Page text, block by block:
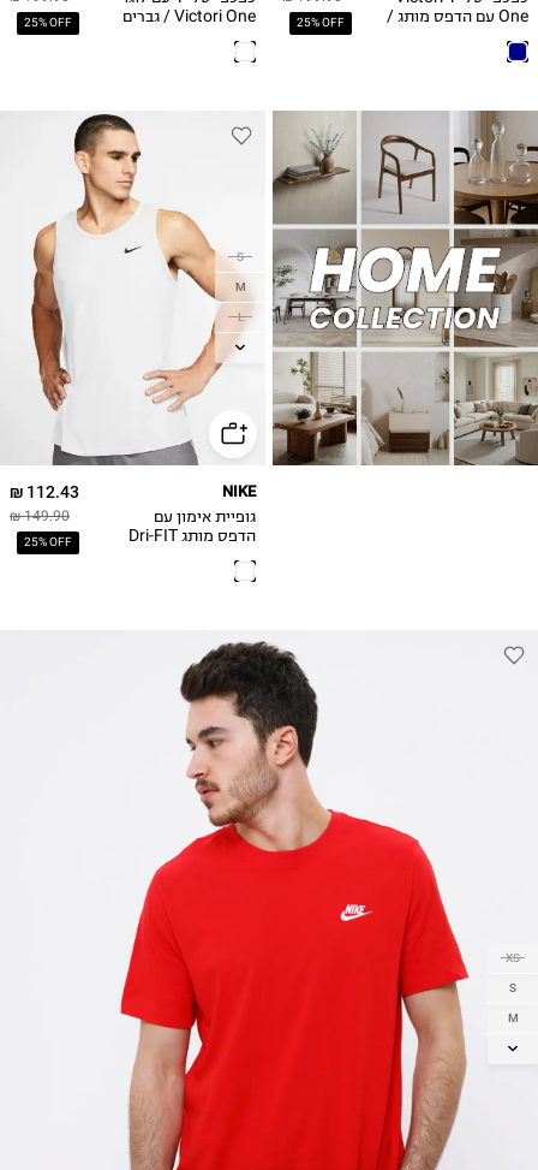
25% OFF
One עם הדפס מותג /
25% OFF
Victori One / גברים
S
M
L
XL
4XL
112.43 ₪
149.90 ₪
25% OFF
NIKE
גופיית אימון עם
הדפס מותג Dri-FIT
XS
S
M
L